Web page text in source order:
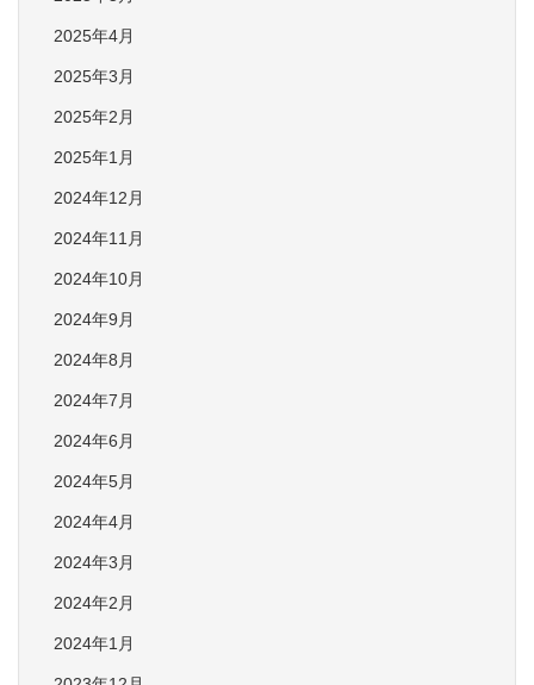
2025年4月
2025年3月
2025年2月
2025年1月
2024年12月
2024年11月
2024年10月
2024年9月
2024年8月
2024年7月
2024年6月
2024年5月
2024年4月
2024年3月
2024年2月
2024年1月